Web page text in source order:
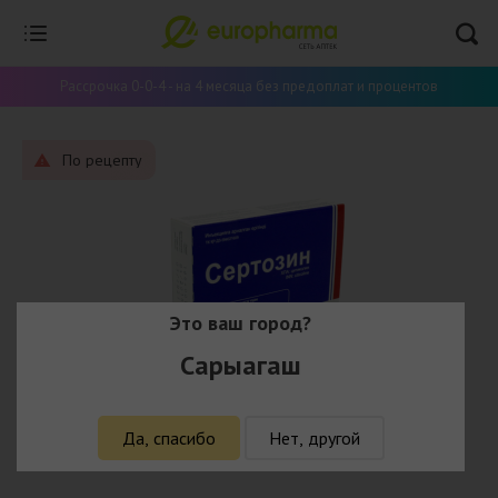
Рассрочка 0-0-4 - на 4 месяца без предоплат и процентов
По рецепту
Это ваш город?
Сарыагаш
Да, спасибо Нет, другой